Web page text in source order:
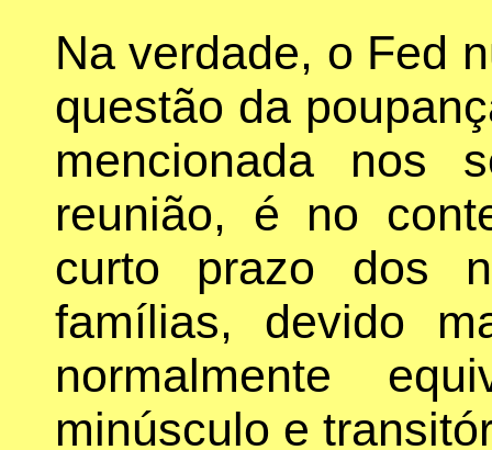
Na verdade, o Fed
questão da
mencionada nos
reunião, é no
curto prazo dos
famílias, devido
normalmente
minúsculo e